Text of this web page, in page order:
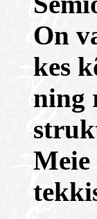
On
kes
ning
Meie